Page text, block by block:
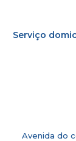
Serviço
Avenida do